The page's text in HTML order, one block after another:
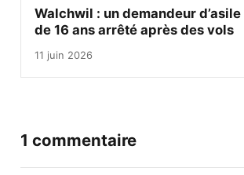
Walchwil : un demandeur
de 16 ans arrêté après des vols
11 juin 2026
1 commentaire